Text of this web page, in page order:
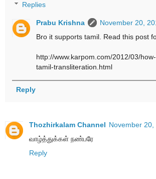
Replies
Prabu Krishna
November 20,
Bro it supports tamil. Read this post
http://www.karpom.com/2012/03/
tamil-transliteration.html
Reply
Thozhirkalam Channel November 20,
வாழ்த்துக்கள் நண்பரே
Reply